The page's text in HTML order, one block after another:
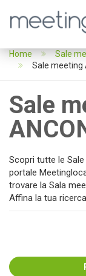
Home Sale
Sale meeting
Sale
Scopri tutte le
portale
trovare la Sala
Affina la tua